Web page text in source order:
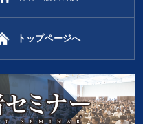
トップページへ